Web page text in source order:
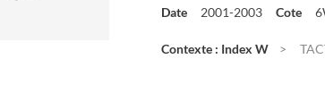
Date 2001-2003 Cote
Contexte : Index W